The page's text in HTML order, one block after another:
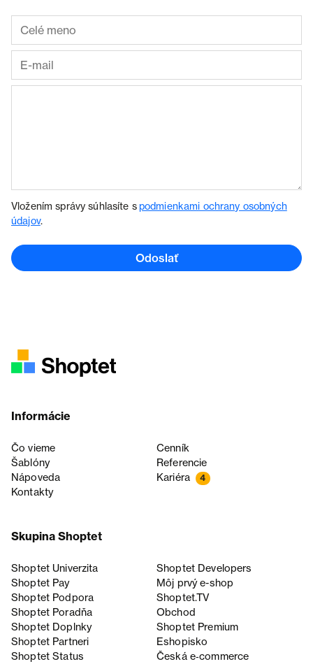
Vložením správy súhlasíte spodmienkami ochrany osobných
údajov.
Odoslať
Informácie
Čo vieme
Cenník
Šablóny
Referencie
Nápoveda
Kariéra 4
Kontakty
Skupina Shoptet
Shoptet Univerzita
Shoptet Developers
Shoptet Pay
Môj prvý e-shop
Shoptet Podpora
Shoptet.TV
Shoptet Poradňa
Obchod
Shoptet Doplnky
Shoptet Premium
Shoptet Partneri
Eshopisko
Shoptet Status
Česká e‑commerce